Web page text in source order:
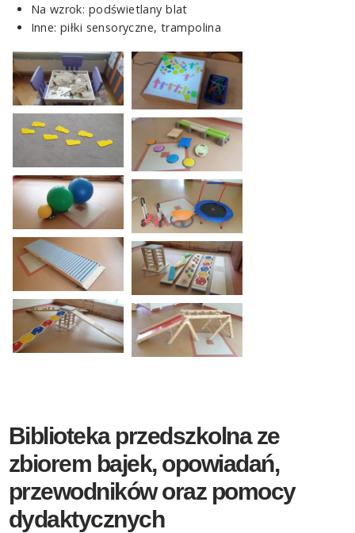
Na wzrok: podświetlany blat
Inne: piłki sensoryczne, trampolina
Biblioteka przedszkolna ze
zbiorem bajek, opowiadań,
przewodników oraz pomocy
dydaktycznych